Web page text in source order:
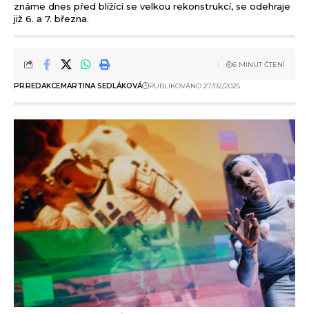
známe dnes před blížící se velkou rekonstrukcí, se odehraje
již 6. a 7. března.
PRREDAKCEMARTINA SEDLÁKOVÁ PUBLIKOVÁNO 27/02/2025
6 MINUT ČTENÍ